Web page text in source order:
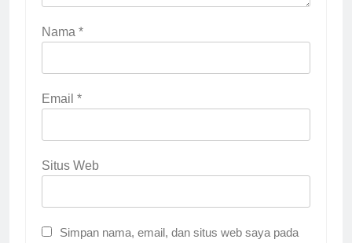
Nama *
Email *
Situs Web
Simpan nama, email, dan situs web saya pada